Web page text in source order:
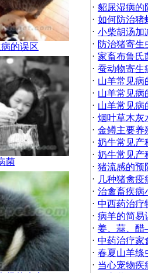
的误区
菌
· 貂尿湿病的
· 如何防治猪
· 小柴胡汤加
· 防治猪寄生
· 家畜布鲁氏
· 蚕动物寄生
· 山羊常见病
· 山羊常见病
· 山羊常见病
· 烟叶草木灰
· 金鳟主要养
· 奶牛常见产
· 奶牛常见产
· 猪流感的预
· 几种猪禽
· 治禽畜疾病
· 中西药治疗
· 病羊的简易
· 姜、蒜、
· 中药治疗家
· 春夏山羊绦
· 当心宠物疾